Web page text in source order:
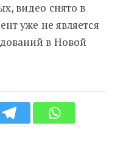
видео снято в
уже не является
в Новой